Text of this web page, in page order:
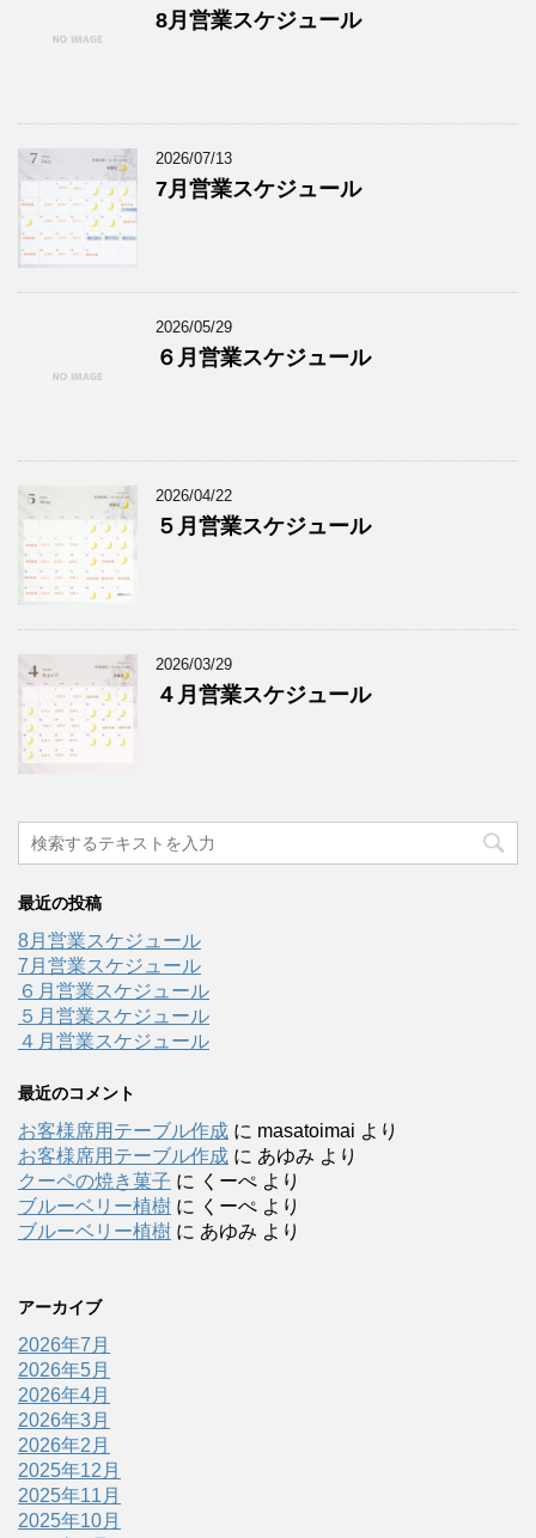
8月営業スケジュール
2026/07/13
7月営業スケジュール
2026/05/29
６月営業スケジュール
2026/04/22
５月営業スケジュール
2026/03/29
４月営業スケジュール
最近の投稿
8月営業スケジュール
7月営業スケジュール
６月営業スケジュール
５月営業スケジュール
４月営業スケジュール
最近のコメント
お客様席用テーブル作成 に masatoimai より
お客様席用テーブル作成 に あゆみ より
クーペの焼き菓子 に くーぺ より
ブルーベリー植樹 に くーぺ より
ブルーベリー植樹 に あゆみ より
アーカイブ
2026年7月
2026年5月
2026年4月
2026年3月
2026年2月
2025年12月
2025年11月
2025年10月